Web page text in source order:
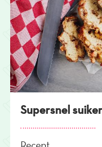
Supersnel